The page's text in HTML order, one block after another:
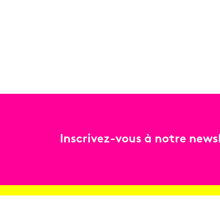
Inscrivez-vous à notre